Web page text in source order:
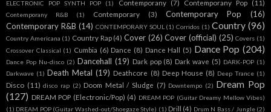
ELECTRONIC POP SYNTH POP
(1) Contemporany (7) Contemporany Pop (11)
Contemporany R&B (1) Contemporary (3) Contemporary Pop
(16)
Contemporary R&B (14) CONTEMPORARY SOUL (1) Corridos (1) Country (96)
Country Americana (1) Country Rap (4) Cover (26) Cover (official) (25) Covers (1)
Crossover Classical (1) Cumbia (6) Dance (8) Dance Hall (5) Dance Pop (204)
Dance Pop Nu-disco (2) Dancehall (19) Dark pop (8) Dark wave (5) DARK-POP (1)
Darkwave (1) Death Metal (19) Deathcore (8) Deep House (8) Deep Trance (1)
Disco (11) disco rap (2) Doom Metal / Sludge (7) Downtempo (2) Dream Pop
(127) DREAM POP (Electronic/Pop) (4) DREAM POP (Guitar Dreamy Mellow Vibes)
(1) DREAM POP (Guitar Washed-out/Shoegaze Style) (1) Drill (4) Drum N Bass / Jungle (2)